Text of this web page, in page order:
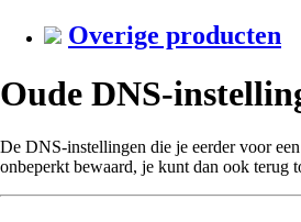
Overige producten
Oude DNS-
De DNS-instellingen die je eerder voor
onbeperkt bewaard, je kunt dan ook terug